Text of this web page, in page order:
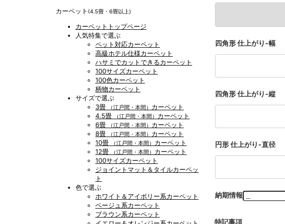
カーペット (4.5畳・6畳以上)
カーペットトップページ
人気特集で選ぶ
ペット対応カーペット
高級ホテル仕様カーペット
ハサミでカットできるカーペット
100サイズカーペット
100色カーペット
柄物カーペット
サイズで選ぶ
3畳
（江戸間・本間） カーペット
4.5畳
（江戸間・本間） カーペット
6畳
（江戸間・本間） カーペット
8畳
（江戸間・本間） カーペット
10畳
（江戸間・本間） カーペット
12畳
（江戸間・本間） カーペット
100サイズカーペット
ジョイントマット＆タイルカーペッ
ト
色で選ぶ
ホワイト＆アイボリー系カーペット
ベージュ系カーペット
ブラウン系カーペット
四角形 仕上がり-幅
四角形 仕上がり-縦
円形 仕上がり-直径
納期情報
特記事項